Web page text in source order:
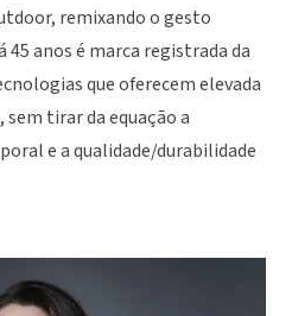
remixando o gesto
anos é marca registrada da
que oferecem elevada
tirar da equação a
e a qualidade/durabilidade